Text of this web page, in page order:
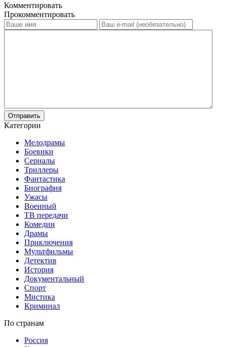
Комментировать
Прокомментировать
Отправить
Категории
Мелодрамы
Боевики
Сериалы
Триллеры
Фантастика
Биография
Ужасы
Военный
ТВ передачи
Комедии
Драмы
Приключения
Мультфильмы
Детектив
История
Документальный
Спорт
Мистика
Криминал
По странам
Россия